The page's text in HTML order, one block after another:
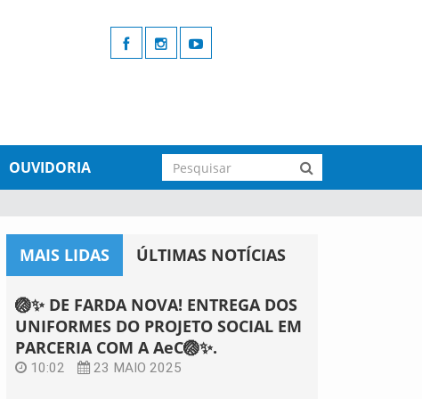
OUVIDORIA
MAIS LIDAS ÚLTIMAS NOTÍCIAS
🏐✨ DE FARDA NOVA! ENTREGA DOS
UNIFORMES DO PROJETO SOCIAL EM
PARCERIA COM A AeC🏐✨.
10:02 23 MAIO 2025